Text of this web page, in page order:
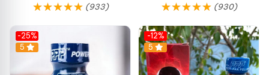
(933) (930)
-25%
5
-12%
5